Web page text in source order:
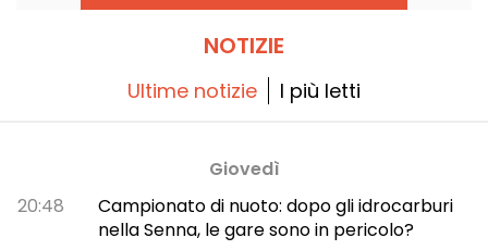
NOTIZIE
Ultime notizie I più letti
Giovedì
20:48
Campionato di nuoto: dopo gli idrocarburi
nella Senna, le gare sono in pericolo?